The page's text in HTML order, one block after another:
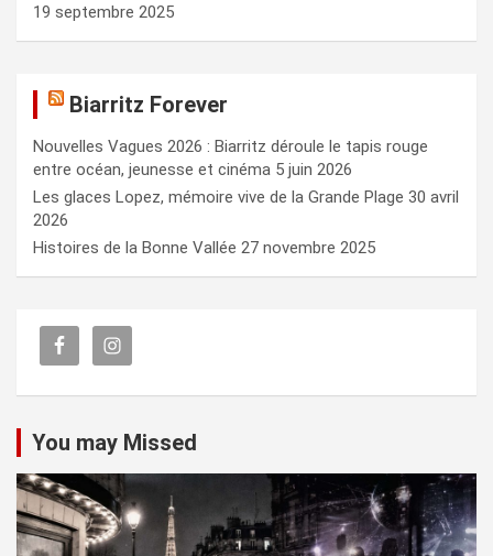
19 septembre 2025
Biarritz Forever
Nouvelles Vagues 2026 : Biarritz déroule le tapis rouge
entre océan, jeunesse et cinéma 5 juin 2026
Les glaces Lopez, mémoire vive de la Grande Plage 30 avril
2026
Histoires de la Bonne Vallée 27 novembre 2025
You may Missed